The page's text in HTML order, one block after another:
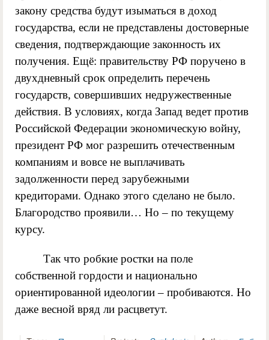
закону средства будут изыматься в доход
государства, если не представлены достоверные
сведения, подтверждающие законность их
получения. Ещё: правительству РФ поручено в
двухдневный срок определить перечень
государств, совершивших недружественные
действия. В условиях, когда Запад ведет против
Российской Федерации экономическую войну,
президент РФ мог разрешить отечественным
компаниям и вовсе не выплачивать
задолженности перед зарубежными
кредиторами. Однако этого сделано не было.
Благородство проявили… Но – по текущему
курсу.
Так что робкие ростки на поле
собственной гордости и национально
ориентированной идеологии – пробиваются. Но
даже весной вряд ли расцветут.